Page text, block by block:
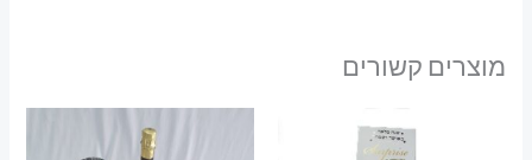
מוצרים קשורים